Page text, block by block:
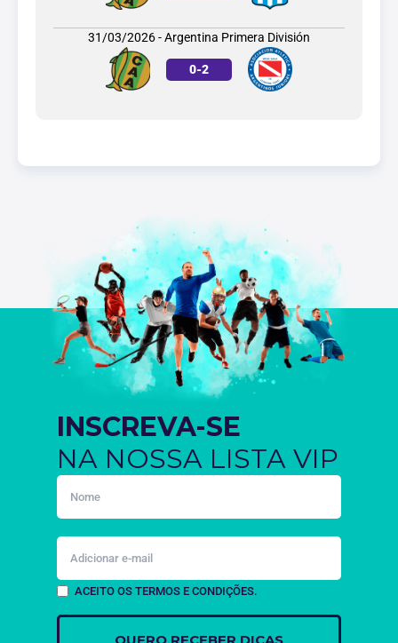
31/03/2026 - Argentina Primera División
0-2
INSCREVA-SE
NA NOSSA LISTA VIP
ACEITO OS TERMOS E CONDIÇÕES.